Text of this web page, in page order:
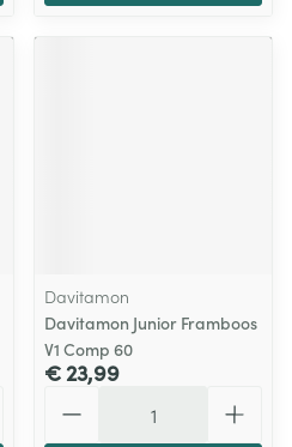
Davitamon
Davitamon Junior Framboos
V1 Comp 60
€ 23,99